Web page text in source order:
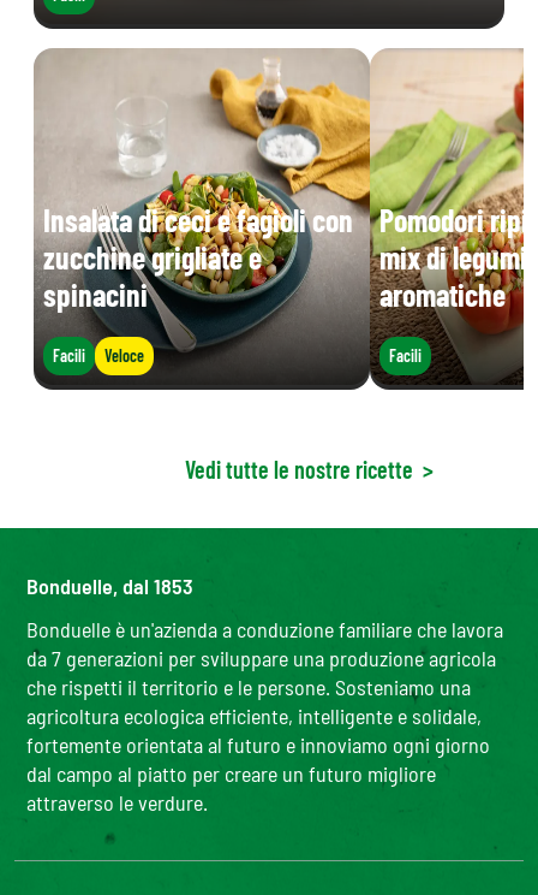
Insalata di ceci e fagioli con
zucchine grigliate e
spinacini
Facili Veloce
Pomodori
mix di legumi
aromatiche
Facili
Vedi tutte le nostre ricette >
Bonduelle, dal 1853
Bonduelle è un'azienda a conduzione familiare che lavora
da 7 generazioni per sviluppare una produzione agricola
che rispetti il territorio e le persone. Sosteniamo una
agricoltura ecologica efficiente, intelligente e solidale,
fortemente orientata al futuro e innoviamo ogni giorno
dal campo al piatto per creare un futuro migliore
attraverso le verdure.